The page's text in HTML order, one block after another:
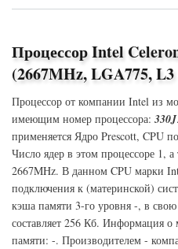
Процессор Intel
(2667MHz, LGA775,
Процессор от компании Intel из
имеющим номер процессора: 330J
применяется Ядро Prescott, CPU
Число ядер в этом процессоре 1, а
2667MHz. В данном CPU марки
подключения к (материнской)
кэша памяти 3-го уровня -, в
составляет 256 Кб. Информация
памяти: -. Производителем -